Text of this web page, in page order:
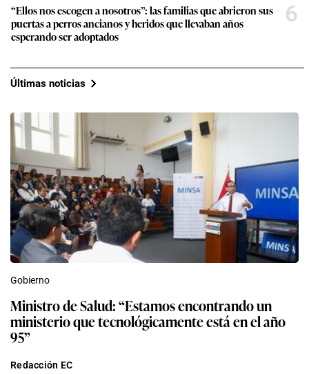
“Ellos nos escogen a nosotros”: las familias que abrieron sus
puertas a perros ancianos y heridos que llevaban años
esperando ser adoptados
6
Últimas noticias
Gobierno
Ministro de Salud: “Estamos encontrando un
ministerio que tecnológicamente está en el año
95”
Redacción EC